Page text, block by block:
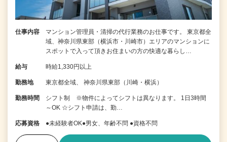
仕事内容
マンション管理員・清掃の代行業務のお仕事です。 東京都全
域、神奈川県東部（横浜市・川崎市）エリアのマンションに
スポットで入って頂きお住まいの方の快適な暮らし…
給与 時給1,330円以上
勤務地 東京都全域、 神奈川県東部（川崎・横浜）
勤務時間
シフト制 ※物件によってシフトは異なります。 1日3時間
～OK ☆シフト申請は、勤…
応募資格 ●未経験者OK●男女、年齢不問 ●資格不問